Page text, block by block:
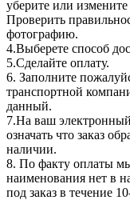
уберите или измените
Проверить
фотографию.
4.Выберете способ
5.Сделайте оплату.
6. Заполните
транспортной
данный.
7.На ваш электронный
означать что заказ
наличии.
8. По факту оплаты
наименования нет в
под заказ в течение